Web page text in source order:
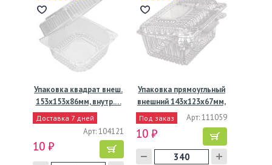
Упаковка квадрат внеш.
153x153x86мм, внутр.…
Доставка 7 дней
Арт: 104121
10 ₽
Упаковка прямоугльный
внешний 143х123х67мм,
Под заказ Арт: 111059
10 ₽